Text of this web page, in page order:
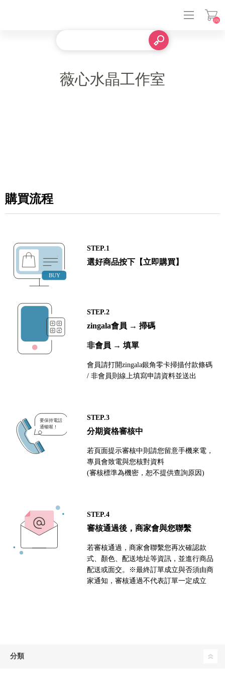
(0)
薇心水晶工作室
購買流程
STEP.1
選好商品按下【立即購買】
STEP.2
zingala會員 → 掃碼
非會員 → 填單
會員請打開zingala銀角零卡掃描付款條碼
/ 非會員則線上填寫申請資料並送出
STEP.3
分期資格審核中
若頁面提示審核中則請您留意手機來電，
專員會致電與您核對資料
(審核標準為機密，恕不提供查詢原因)
STEP.4
審核通過後，商家會與您聯繫
若審核通過，商家會聯繫您再次確認款
式、顏色、配送地址等資訊，並進行商品
配送或面交。※最終訂單成立與否須由商
家通知，審核通過不代表訂單一定成立
分類